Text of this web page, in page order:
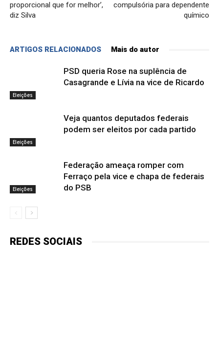
proporcional que for melhor’,
diz Silva
compulsória para dependente
químico
ARTIGOS RELACIONADOS Mais do autor
Eleições
PSD queria Rose na suplência de
Casagrande e Lívia na vice de Ricardo
Eleições
Veja quantos deputados federais
podem ser eleitos por cada partido
Eleições
Federação ameaça romper com
Ferraço pela vice e chapa de federais
do PSB
REDES SOCIAIS